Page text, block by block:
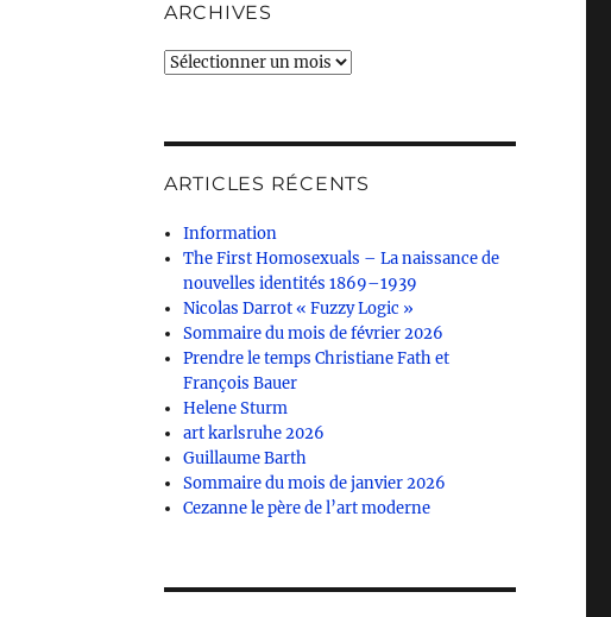
ARCHIVES
Archives
ARTICLES RÉCENTS
Information
The First Homosexuals – La naissance de
nouvelles identités 1869–1939
Nicolas Darrot « Fuzzy Logic »
Sommaire du mois de février 2026
Prendre le temps Christiane Fath et
François Bauer
Helene Sturm
art karlsruhe 2026
Guillaume Barth
Sommaire du mois de janvier 2026
Cezanne le père de l’art moderne